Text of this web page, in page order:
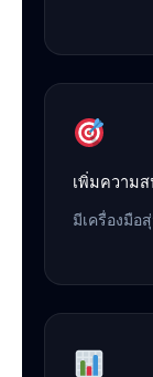
เพิ่มความ
มีเครื่องมือ